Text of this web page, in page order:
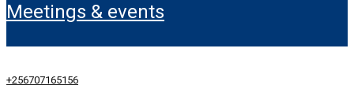
meetings & events
+256707165156